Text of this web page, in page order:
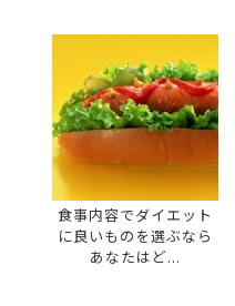
食事内容でダイエット
に良いものを選ぶなら
あなたはど...